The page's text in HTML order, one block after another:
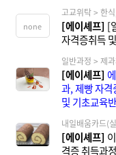
none
고교위탁 > 한
[에이셰프] [
자격증취득
일반과정 > 제
[에이셰프]
과, 제빵 자
및 기초교육반
내일배움카드(
[에이셰프]
격증 취득과